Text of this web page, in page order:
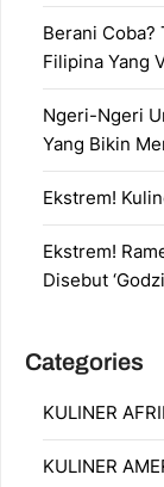
Berani Coba?
Filipina Yang
Ngeri-Ngeri
Yang Bikin
Ekstrem!
Ekstrem!
Disebut
Categories
KULINER
KULINER